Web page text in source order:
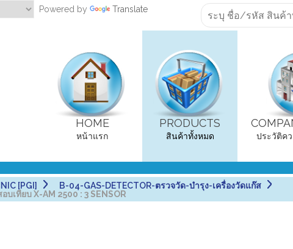
Powered by Translate
HOME
หน้าแรก
PRODUCTS
สินค้าทั้งหมด ประวัติค
[PGI]
B-04-GAS-DETECTOR-ตรวจวัด-บำรุง-เครื่องวัดแก๊ส
บเทียบ X-AM 2500 : 3 SENSOR